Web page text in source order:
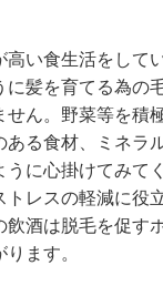
高い食生活をして
に髪を育てる為の
せん。野菜等を積
ある食材、ミネラ
うに心掛けてみて
レスの軽減に役
飲酒は脱毛を促す
ます。